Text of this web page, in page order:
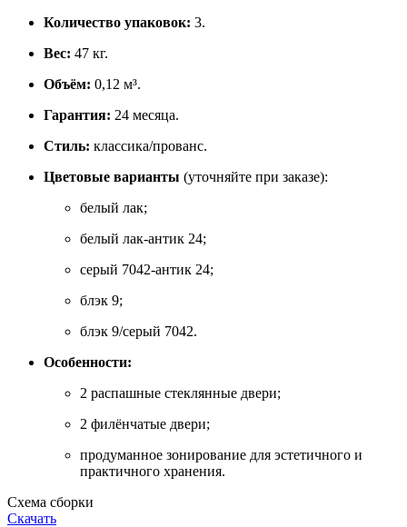
Количество упаковок: 3.
Вес: 47 кг.
Объём: 0,12 м³.
Гарантия: 24 месяца.
Стиль: классика/прованс.
Цветовые варианты (уточняйте при заказе):
белый лак;
белый лак‑антик 24;
серый 7042‑антик 24;
блэк 9;
блэк 9/серый 7042.
Особенности:
2 распашные стеклянные двери;
2 филёнчатые двери;
продуманное зонирование для эстетичного и
практичного хранения.
Схема сборки
Скачать